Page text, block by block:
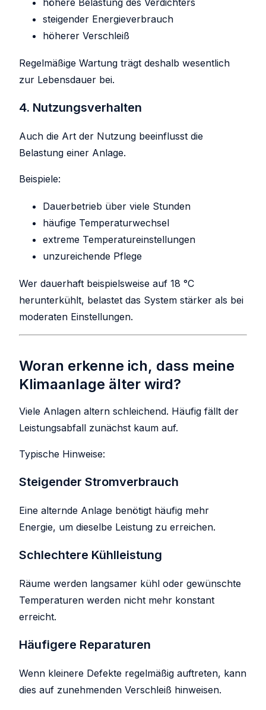
höhere Belastung des Verdichters
steigender Energieverbrauch
höherer Verschleiß
Regelmäßige Wartung trägt deshalb wesentlich
zur Lebensdauer bei.
4. Nutzungsverhalten
Auch die Art der Nutzung beeinflusst die
Belastung einer Anlage.
Beispiele:
Dauerbetrieb über viele Stunden
häufige Temperaturwechsel
extreme Temperatureinstellungen
unzureichende Pflege
Wer dauerhaft beispielsweise auf 18 °C
herunterkühlt, belastet das System stärker als bei
moderaten Einstellungen.
Woran erkenne ich, dass meine
Klimaanlage älter wird?
Viele Anlagen altern schleichend. Häufig fällt der
Leistungsabfall zunächst kaum auf.
Typische Hinweise:
Steigender Stromverbrauch
Eine alternde Anlage benötigt häufig mehr
Energie, um dieselbe Leistung zu erreichen.
Schlechtere Kühlleistung
Räume werden langsamer kühl oder gewünschte
Temperaturen werden nicht mehr konstant
erreicht.
Häufigere Reparaturen
Wenn kleinere Defekte regelmäßig auftreten, kann
dies auf zunehmenden Verschleiß hinweisen.